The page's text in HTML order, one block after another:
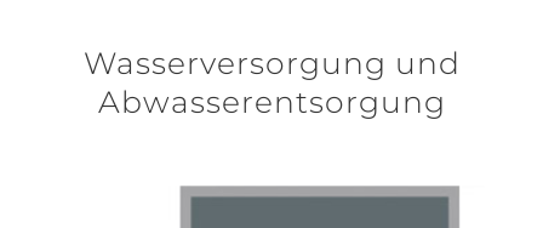
Wasserversorgung und
Abwasserentsorgung